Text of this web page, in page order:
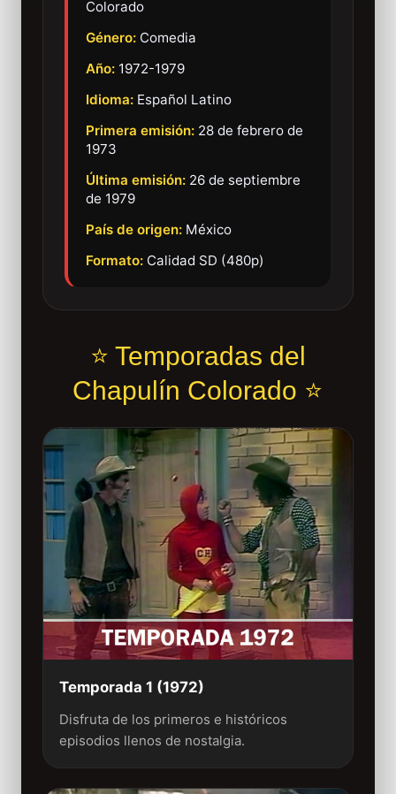
Colorado
Género:Comedia
Año:1972-1979
Idioma:Español Latino
Primera emisión:28 de febrero de
1973
Última emisión:26 de septiembre
de 1979
País de origen:México
Formato:Calidad SD (480p)
⭐ Temporadas del
Chapulín Colorado ⭐
Temporada 1 (1972)
Disfruta de los primeros e históricos
episodios llenos de nostalgia.